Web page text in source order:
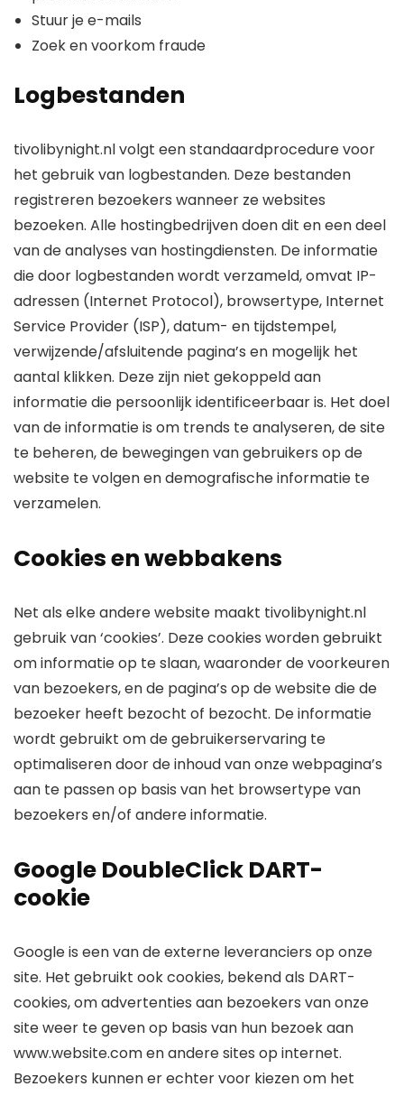
Stuur je e-mails
Zoek en voorkom fraude
Logbestanden
tivolibynight.nl volgt een standaardprocedure voor
het gebruik van logbestanden. Deze bestanden
registreren bezoekers wanneer ze websites
bezoeken. Alle hostingbedrijven doen dit en een deel
van de analyses van hostingdiensten. De informatie
die door logbestanden wordt verzameld, omvat IP-
adressen (Internet Protocol), browsertype, Internet
Service Provider (ISP), datum- en tijdstempel,
verwijzende/afsluitende pagina’s en mogelijk het
aantal klikken. Deze zijn niet gekoppeld aan
informatie die persoonlijk identificeerbaar is. Het doel
van de informatie is om trends te analyseren, de site
te beheren, de bewegingen van gebruikers op de
website te volgen en demografische informatie te
verzamelen.
Cookies en webbakens
Net als elke andere website maakt tivolibynight.nl
gebruik van ‘cookies’. Deze cookies worden gebruikt
om informatie op te slaan, waaronder de voorkeuren
van bezoekers, en de pagina’s op de website die de
bezoeker heeft bezocht of bezocht. De informatie
wordt gebruikt om de gebruikerservaring te
optimaliseren door de inhoud van onze webpagina’s
aan te passen op basis van het browsertype van
bezoekers en/of andere informatie.
Google DoubleClick DART-
cookie
Google is een van de externe leveranciers op onze
site. Het gebruikt ook cookies, bekend als DART-
cookies, om advertenties aan bezoekers van onze
site weer te geven op basis van hun bezoek aan
www.website.com en andere sites op internet.
Bezoekers kunnen er echter voor kiezen om het